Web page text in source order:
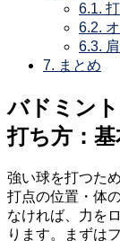
6.1.
6.2.
6.3.
7. まとめ
バドミン
打ち方：基
強い球を打つた
打点の位置・体
なければ、力を
ります。まずは